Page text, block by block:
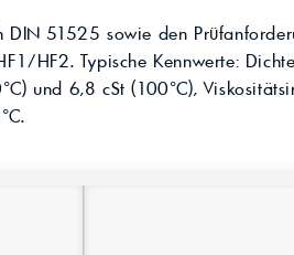
Sie uns!
DIN 51525 sowie den
HF2. Typische Kennwerte:
und 6,8 cSt (100°C),